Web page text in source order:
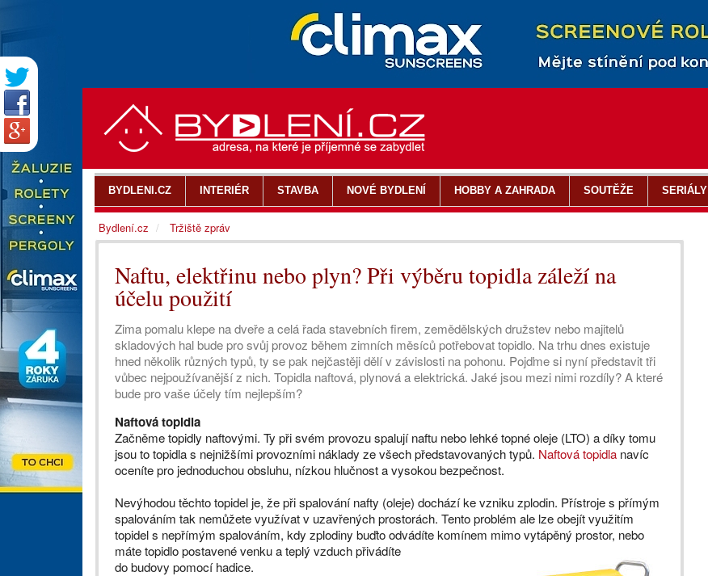
Naftu, elektřinu nebo plyn? Při výběru topidla záleží na
účelu použití
Zima pomalu klepe na dveře a celá řada stavebních firem, zemědělských družstev nebo majitelů
skladových hal bude pro svůj provoz během zimních měsíců potřebovat topidlo. Na trhu dnes existuje
hned několik různých typů, ty se pak nejčastěji dělí v závislosti na pohonu. Pojďme si nyní představit tři
vůbec nejpoužívanější z nich. Topidla naftová, plynová a elektrická. Jaké jsou mezi nimi rozdíly? A které
bude pro vaše účely tím nejlepším?
Naftová topidla
Začněme topidly naftovými. Ty při svém provozu spalují naftu nebo lehké topné oleje (LTO) a díky tomu
jsou to topidla s nejnižšími provozními náklady ze všech představovaných typů. Naftová topidla navíc
oceníte pro jednoduchou obsluhu, nízkou hlučnost a vysokou bezpečnost.
Nevýhodou těchto topidel je, že při spalování nafty (oleje) dochází ke vzniku zplodin. Přístroje s přímým
spalováním tak nemůžete využívat v uzavřených prostorách. Tento problém ale lze obejít využitím
topidel s nepřímým spalováním, kdy zplodiny buďto odvádíte komínem mimovytápěný prostor, nebo
máte topidlo postavené venku a teplý vzduch přivádíte
do budovy pomocí hadice.
BYDLENI.CZ INTERIÉR STAVBA NOVÉ BYDLENÍ HOBBY A ZAHRADA SOUTĚŽE SERIÁLY
Bydlení.cz Tržiště zpráv